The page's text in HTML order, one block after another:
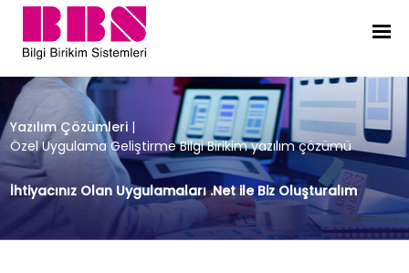
Özel Uygulama Geliştirme Bilgi
Yazılım Çözümleri |
Özel Uygulama Geliştirme Bilgi Birikim yazılım çözümü
İhtiyacınız Olan Uygulamaları .Net ile Biz Oluşturalım